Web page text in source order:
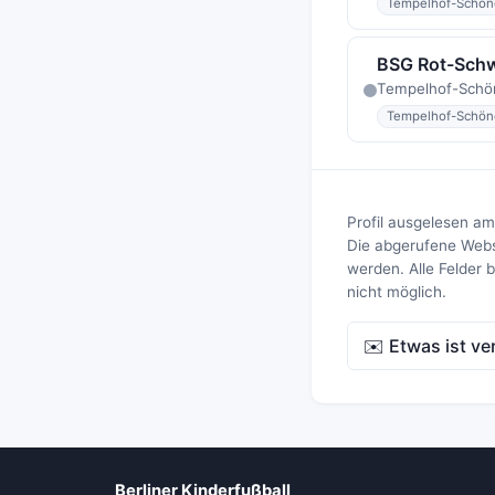
BSG Rot-
Tempelhof-
Tempelhof-
Profil ausgelesen
Die abgerufene
werden. Alle Felder
nicht möglich.
✉️ Etwas ist
Berliner Kinderfußball